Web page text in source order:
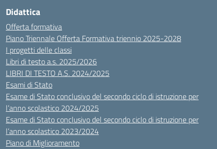
Didattica
Offerta formativa
Piano Triennale Offerta Formativa triennio 2025-2028
I progetti delle classi
Libri di testo a.s. 2025/2026
LIBRI DI TESTO A.S. 2024/2025
Esami di Stato
Esame di Stato conclusivo del secondo ciclo di istruzione per
l’anno scolastico 2024/2025
Esame di Stato conclusivo del secondo ciclo di istruzione per
l’anno scolastico 2023/2024
Piano di Miglioramento